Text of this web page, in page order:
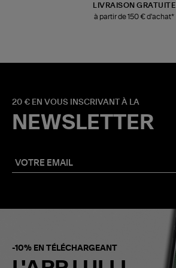
LIVRAISON GRATUITE
à partir de 150 € d'achat*
20 € EN VOUS INSCRIVANT À LA
NEWSLETTER
-10% EN TÉLÉCHARGEANT